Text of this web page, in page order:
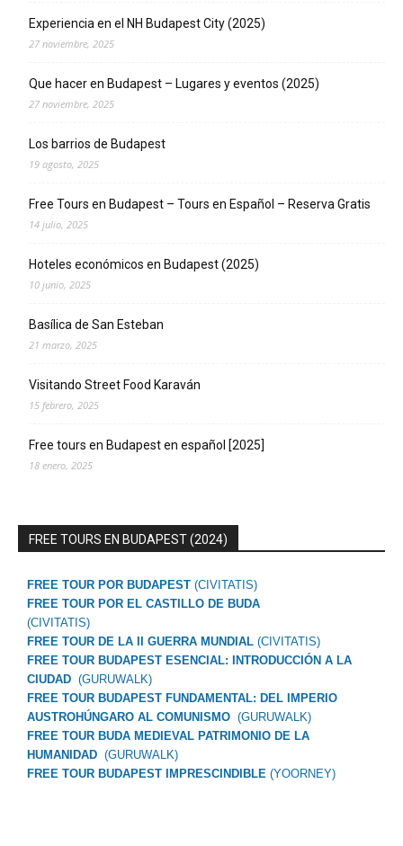
Experiencia en el NH Budapest City (2025)
27 noviembre, 2025
Que hacer en Budapest – Lugares y eventos (2025)
27 noviembre, 2025
Los barrios de Budapest
19 agosto, 2025
Free Tours en Budapest – Tours en Español – Reserva Gratis
14 julio, 2025
Hoteles económicos en Budapest (2025)
10 junio, 2025
Basílica de San Esteban
21 marzo, 2025
Visitando Street Food Karaván
15 febrero, 2025
Free tours en Budapest en español [2025]
18 enero, 2025
FREE TOURS EN BUDAPEST (2024)
FREE TOUR POR BUDAPEST (CIVITATIS)
FREE TOUR POR EL CASTILLO DE BUDA
(CIVITATIS)
FREE TOUR DE LA II GUERRA MUNDIAL (CIVITATIS)
FREE TOUR BUDAPEST ESENCIAL: INTRODUCCIÓN A LA
CIUDAD (GURUWALK)
FREE TOUR BUDAPEST FUNDAMENTAL: DEL IMPERIO
AUSTROHÚNGARO AL COMUNISMO (GURUWALK)
FREE TOUR BUDA MEDIEVAL PATRIMONIO DE LA
HUMANIDAD (GURUWALK)
FREE TOUR BUDAPEST IMPRESCINDIBLE (YOORNEY)